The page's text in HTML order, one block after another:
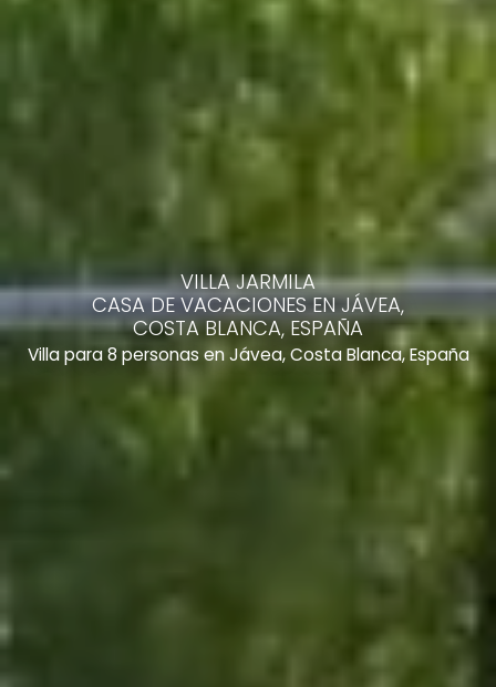
VILLA JARMILA
CASA DE VACACIONES EN JÁVEA,
COSTA BLANCA, ESPAÑA
Villa para 8 personas en Jávea, Costa Blanca, España